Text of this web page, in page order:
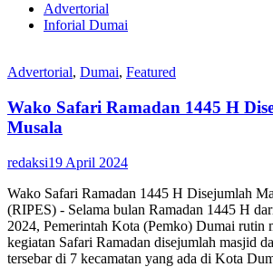
Advertorial
Inforial Dumai
Advertorial, Dumai, Featured
Wako Safari Ramadan 1445 H
Musala
redaksi19 April 2024
Wako Safari Ramadan 1445 H Disejumlah
(RIPES) - Selama bulan Ramadan 1445 H
2024, Pemerintah Kota (Pemko) Dumai rutin
kegiatan Safari Ramadan disejumlah masjid
tersebar di 7 kecamatan yang ada di Kota